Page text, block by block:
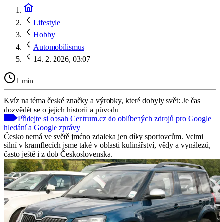
Lifestyle
Hobby
Automobilismus
14. 2. 2026, 03:07
1 min
Kvíz na téma české značky a výrobky, které dobyly svět: Je čas
dozvědět se o jejich historii a původu
Přidejte si obsah Centrum.cz do oblíbených zdrojů pro Google
hledání a Google zprávy
Česko nemá ve světě jméno zdaleka jen díky sportovcům. Velmi
silní v kramflecích jsme také v oblasti kulinářství, vědy a vynálezů,
často ještě i z dob Československa.